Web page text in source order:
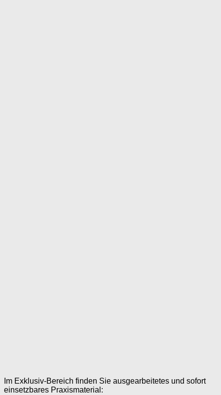
Im Exklusiv-Bereich finden Sie ausgearbeitetes und sofort
einsetzbares Praxismaterial: